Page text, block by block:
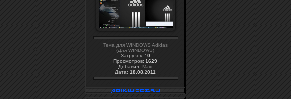
Тема для WINDOWS Adidas
(Для WINDOWS)
Загрузок: 10
Просмотров: 1629
Добавил: Maxi
Дата: 18.08.2011